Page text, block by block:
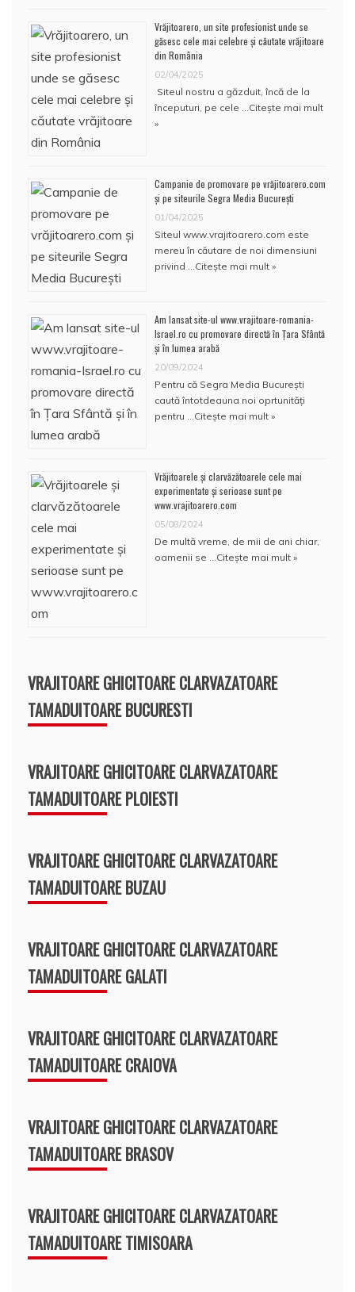
Vrăjitoarero, un site profesionist unde se
găsesc cele mai celebre și căutate vrăjitoare
din România
02/04/2025
Siteul nostru a găzduit, încă de la
începuturi, pe cele …Citește mai mult
»
Campanie de promovare pe vrăjitoarero.com
și pe siteurile Segra Media București
01/04/2025
Siteul www.vrajitoarero.com este
mereu în căutare de noi dimensiuni
privind …Citește mai mult »
Am lansat site-ul www.vrajitoare-romania-
Israel.ro cu promovare directă în Țara Sfântă
și în lumea arabă
20/09/2024
Pentru că Segra Media București
caută întotdeauna noi oprtunități
pentru …Citește mai mult »
Vrăjitoarele și clarvăzătoarele cele mai
experimentate și serioase sunt pe
www.vrajitoarero.com
05/08/2024
De multă vreme, de mii de ani chiar,
oamenii se …Citește mai mult »
VRAJITOARE GHICITOARE CLARVAZATOARE
TAMADUITOARE BUCURESTI
VRAJITOARE GHICITOARE CLARVAZATOARE
TAMADUITOARE PLOIESTI
VRAJITOARE GHICITOARE CLARVAZATOARE
TAMADUITOARE BUZAU
VRAJITOARE GHICITOARE CLARVAZATOARE
TAMADUITOARE GALATI
VRAJITOARE GHICITOARE CLARVAZATOARE
TAMADUITOARE CRAIOVA
VRAJITOARE GHICITOARE CLARVAZATOARE
TAMADUITOARE BRASOV
VRAJITOARE GHICITOARE CLARVAZATOARE
TAMADUITOARE TIMISOARA